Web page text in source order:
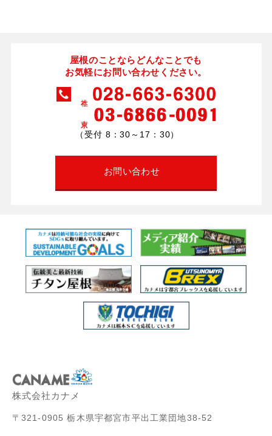
屋根のことならどんなことでも
お気軽にお問い合わせください。
（受付 8：30～17：30）
お問い合わせ
株式会社カナメ
〒321-0905 栃木県宇都宮市平出工業団地38-52